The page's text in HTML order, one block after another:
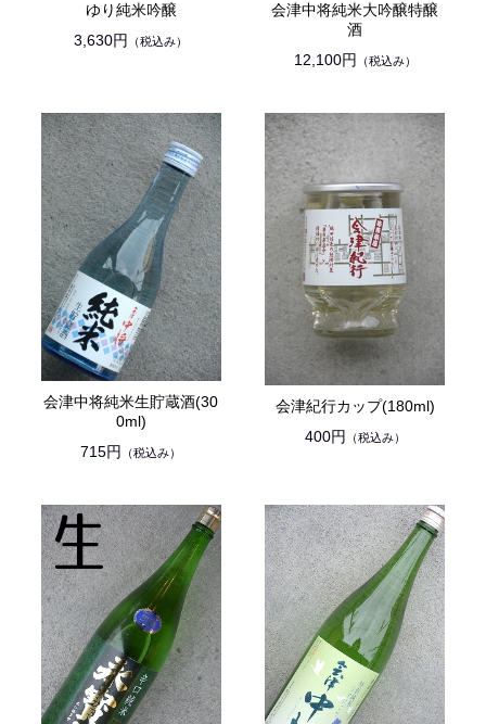
ゆり純米吟醸
3,630円
（税込み）
会津中将純米大吟醸特醸
酒
12,100円
（税込み）
会津中将純米生貯蔵酒(30
0ml)
715円
（税込み）
会津紀行カップ(180ml)
400円 （税込み）